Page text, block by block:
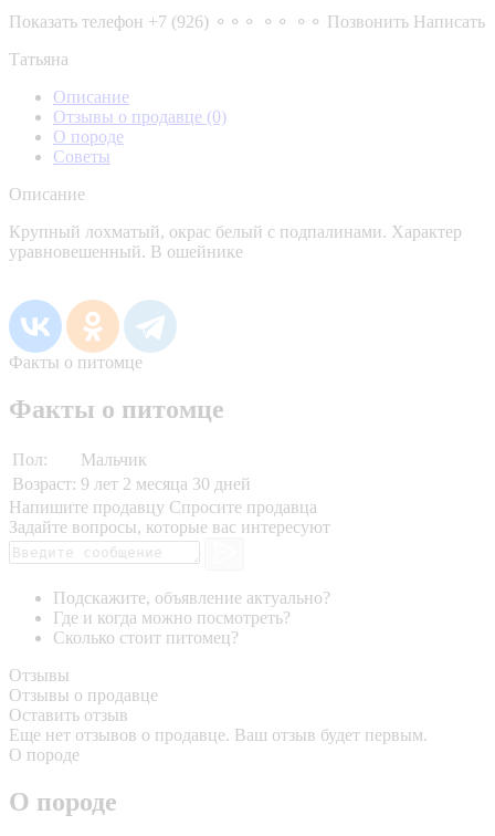
Показать телефон +7 (926) ⚬⚬⚬ ⚬⚬ ⚬⚬ Позвонить Написать
Татьяна
Описание
Отзывы о продавце (0)
О породе
Советы
Описание
Крупный лохматый, окрас белый с подпалинами. Характер
уравновешенный. В ошейнике
Факты о питомце
Факты о питомце
Пол:
Мальчик
Возраст: 9 лет 2 месяца 30 дней
Напишите продавцу Спросите продавца
Задайте вопросы, которые вас интересуют
Подскажите, объявление актуально?
Где и когда можно посмотреть?
Сколько стоит питомец?
Отзывы
Отзывы о продавце
Оставить отзыв
Еще нет отзывов о продавце. Ваш отзыв будет первым.
О породе
О породе